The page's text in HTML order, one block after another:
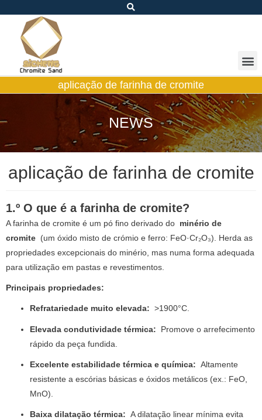
aplicação de farinha de cromite
NEWS
aplicação de farinha de cromite
1.º O que é a farinha de cromite?
A farinha de cromite é um pó fino derivado do minério de
cromite (um óxido misto de crómio e ferro: FeO·Cr₂O₃). Herda as
propriedades excepcionais do minério, mas numa forma adequada
para utilização em pastas e revestimentos.
Principais propriedades:
Refratariedade muito elevada: >1900°C.
Elevada condutividade térmica: Promove o arrefecimento
rápido da peça fundida.
Excelente estabilidade térmica e química: Altamente
resistente a escórias básicas e óxidos metálicos (ex.: FeO,
MnO).
Baixa dilatação térmica: A dilatação linear mínima evita